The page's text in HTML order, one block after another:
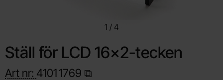
1 / 4
Ställ för LCD 16x2-tecken
Art nr: 41011769